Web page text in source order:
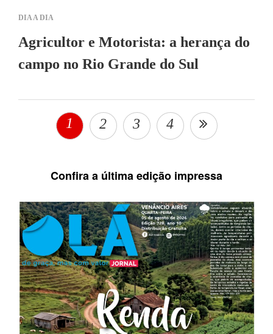
DIA A DIA
Agricultor e Motorista: a herança do
campo no Rio Grande do Sul
1 2 3 4
Confira a última edição impressa